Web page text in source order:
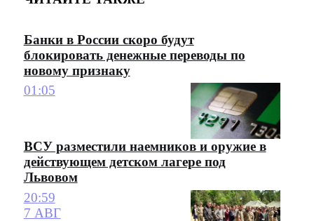
Банки в России скоро будут
блокировать денежные переводы по
новому признаку
01:05
ВСУ разместили наемников и оружие в
действующем детском лагере под
Львовом
20:59
7 АВГ